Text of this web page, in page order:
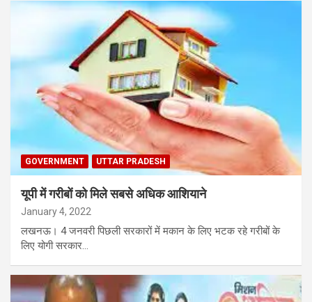
GOVERNMENT UTTAR PRADESH
यूपी में गरीबों को मिले सबसे अधिक आशियाने
January 4, 2022
लखनऊ। 4 जनवरी पिछली सरकारों में मकान के लिए भटक रहे गरीबों के
लिए योगी सरकार…